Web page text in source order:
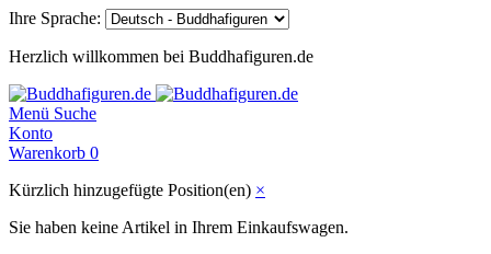
Ihre Sprache:
Herzlich willkommen bei Buddhafiguren.de
Menü Suche
Konto
Warenkorb 0
Kürzlich hinzugefügte Position(en) ×
Sie haben keine Artikel in Ihrem Einkaufswagen.